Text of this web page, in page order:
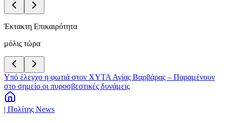
Έκτακτη Επικαιρότητα
μόλις τώρα
Υπό έλεγχο η φωτιά στον ΧΥΤΑ Αγίας Βαρβάρας – Παραμένουν
στο σημείο οι πυροσβεστικές δυνάμεις
| Πολίτης News